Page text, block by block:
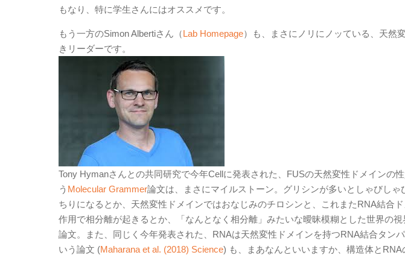
もなり、特に学生さんにはオススメです。
もう一方のSimon Albertiさん（Lab Homepage）も、まさにノリにノッている、天然
きリーダーです。
Tony Hymanさんとの共同研究で今年Cellに発表された、FUSの天然変性ドメインの
う Molecular Grammer論文は、まさにマイルストーン。グリシンが多いとしゃびし
ちりになるとか、天然変性ドメインではおなじみのチロシンと、これまたRNA結合
作用で相分離が起きるとか、「なんとなく相分離」みたいな曖昧模糊とした世界の
論文。また、同じく今年発表された、RNAは天然変性ドメインを持つRNA結合タン
いう論文 (Maharana et al. (2018) Science) も、まあなんといいますか、構造体と